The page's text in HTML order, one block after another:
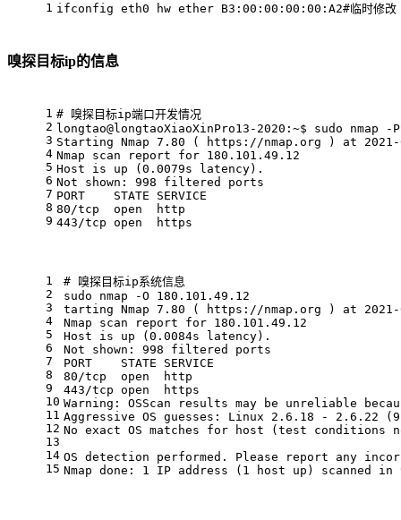
1 ifconfig eth0 hw ether B3:00:00:00:00:A2#临时修改
嗅探目标ip的信息
1
2
3
4
5
6
7
8
9
# 嗅探目标ip端口开发情况
longtao@longtaoXiaoXinPro13-2020:~$ sudo nmap -
Starting Nmap 7.80 ( https://nmap.org ) at 2021-
Nmap scan report for 180.101.49.12
Host is up (0.0079s latency).
Not shown: 998 filtered ports
PORT    STATE SERVICE
80/tcp  open  http
443/tcp open  https
1
2
3
4
5
6
7
8
9
10
11
12
13
14
15
# 嗅探目标ip系统信息
sudo nmap -O 180.101.49.12
tarting Nmap 7.80 ( https://nmap.org ) at 2021-
Nmap scan report for 180.101.49.12
Host is up (0.0084s latency).
Not shown: 998 filtered ports
PORT    STATE SERVICE
80/tcp  open  http
443/tcp open  https
Warning: OSScan results may be unreliable
Aggressive OS guesses: Linux 2.6.18 - 2.6.22
No exact OS matches for host (test conditions
OS detection performed. Please report any
Nmap done: 1 IP address (1 host up) scanned in